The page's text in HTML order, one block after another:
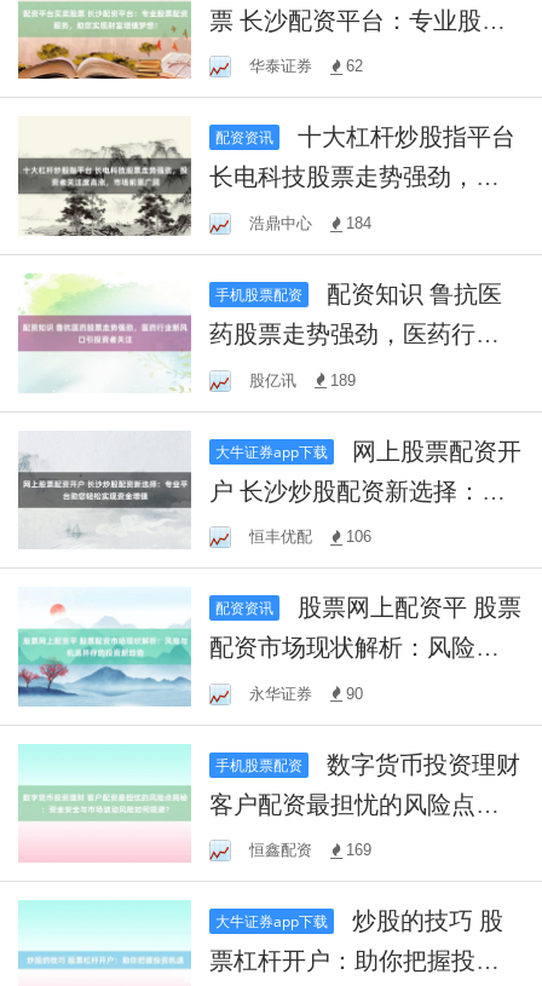
票 长沙配资平台：专业股票
配资服务，助您实现财富增
值梦想！
华泰证券 62
配资资讯
十大杠杆炒股指平台
长电科技股票走势强劲，投
资者关注度高涨，市场前景
广阔
浩鼎中心 184
手机股票配资
药股票走势强劲，医药行业
新风口引投资者关注
股亿讯 189
大牛证券app下载
户 长沙炒股配资新选择：专
业平台助您轻松实现资金增
值
恒丰优配 106
配资资讯
配资市场现状解析：风险与
机遇并存的投资新趋势
永华证券 90
手机股票配资
数字货币投资理财
客户配资最担忧的风险点揭
秘：资金安全与市场波动风
险如何规避？
恒鑫配资 169
大牛证券app下载
炒股的技巧 股
票杠杆开户：助你把握投资